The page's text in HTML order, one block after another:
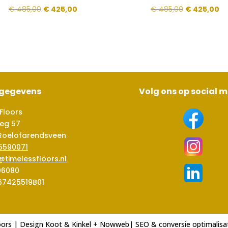
€485,00 Oorspronkelijke
€425,00Huidige
€485,00 €425,00
57
Volg ons op social
| Design Koot & Kinkel+ Nowweb | SEO & conversie